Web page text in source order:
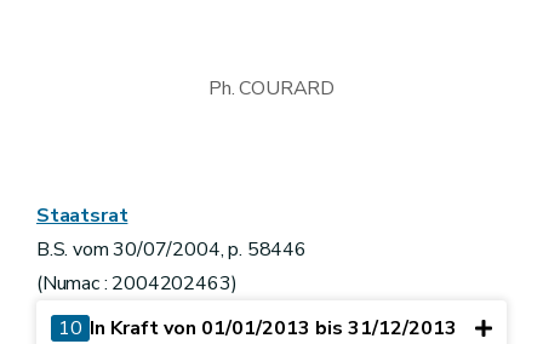
Ph. COURARD
Staatsrat
B.S. vom 30/07/2004, p. 58446
(Numac : 2004202463)
10 In Kraft von 01/01/2013 bis 31/12/2013